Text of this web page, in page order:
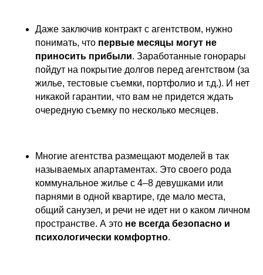
Даже заключив контракт с агентством, нужно
понимать, что первые месяцы могут не
приносить прибыли. Заработанные гонорары
пойдут на покрытие долгов перед агентством (за
жилье, тестовые съемки, портфолио и т.д.). И нет
никакой гарантии, что вам не придется ждать
очередную съемку по несколько месяцев.
Многие агентства размещают моделей в так
называемых апартаментах. Это своего рода
коммунальное жилье с 4–8 девушками или
парнями в одной квартире, где мало места,
общий санузел, и речи не идет ни о каком личном
пространстве. А это не всегда безопасно и
психологически комфортно.